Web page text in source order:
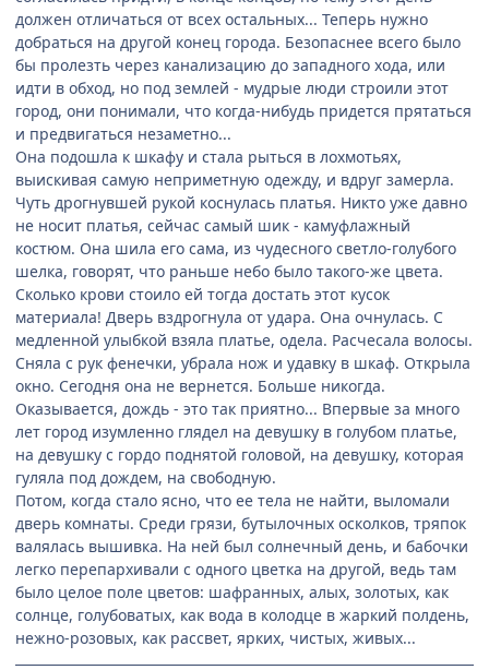
должен отличаться от всех остальных... Теперь нужно
добраться на другой конец города. Безопаснее всего было
бы пролезть через канализацию до западного хода, или
идти в обход, но под землей - мудрые люди строили этот
город, они понимали, что когда-нибудь придется прятаться
и предвигаться незаметно...
Она подошла к шкафу и стала рыться в лохмотьях,
выискивая самую неприметную одежду, и вдруг замерла.
Чуть дрогнувшей рукой коснулась платья. Никто уже давно
не носит платья, сейчас самый шик - камуфлажный
костюм. Она шила его сама, из чудесного светло-голубого
шелка, говорят, что раньше небо было такого-же цвета.
Сколько крови стоило ей тогда достать этот кусок
материала! Дверь вздрогнула от удара. Она очнулась. С
медленной улыбкой взяла платье, одела. Расчесала волосы.
Сняла с рук фенечки, убрала нож и удавку в шкаф. Открыла
окно. Сегодня она не вернется. Больше никогда.
Оказывается, дождь - это так приятно... Впервые за много
лет город изумленно глядел на девушку в голубом платье,
на девушку с гордо поднятой головой, на девушку, которая
гуляла под дождем, на свободную.
Потом, когда стало ясно, что ее тела не найти, выломали
дверь комнаты. Среди грязи, бутылочных осколков, тряпок
валялась вышивка. На ней был солнечный день, и бабочки
легко перепархивали с одного цветка на другой, ведь там
было целое поле цветов: шафранных, алых, золотых, как
солнце, голубоватых, как вода в колодце в жаркий полдень,
нежно-розовых, как рассвет, ярких, чистых, живых...